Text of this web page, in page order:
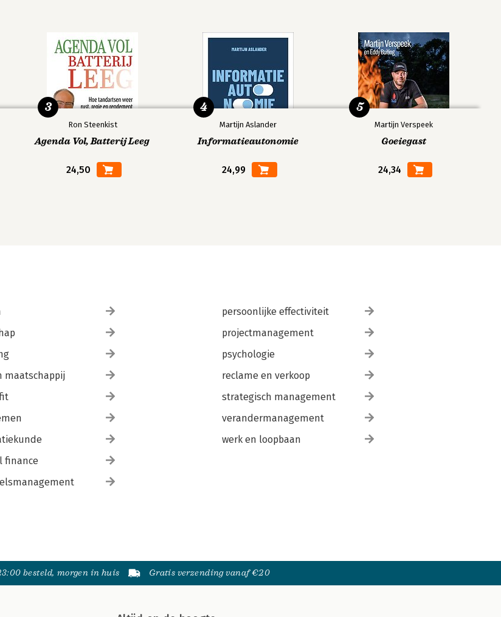
Ron Steenkist
Agenda Vol, Batterij Leeg
24,50
3
Martijn Aslander
Informatieautonomie
24,99
4
Martijn Verspeek
Goeiegast
24,34
5
maatschappij
finance
persoonlijke effectiviteit
projectmanagement
psychologie
reclame en verkoop
strategisch management
verandermanagement
werk en loopbaan
besteld, morgen in huis Gratis verzending vanaf €20